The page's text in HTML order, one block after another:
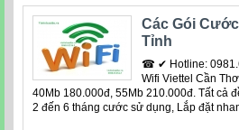
Các Gói
Tỉnh
☎ ✔ Hotline:
Wifi Viettel Cần
40Mb 180.000đ, 55Mb 210.000đ. Tất cả
2 đến 6 tháng cước sử dụng, Lắp đặt